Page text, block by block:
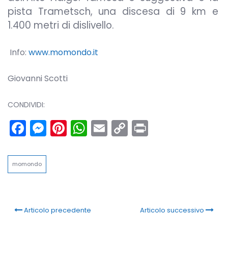
pista Trametsch, una discesa di 9 km e
1.400 metri di dislivello.
Info: www.momondo.it
Giovanni Scotti
CONDIVIDI:
Facebook
Messenger
Pinterest
WhatsApp
Email
Copy
Link
momondo
Articolo precedente Articolo successivo